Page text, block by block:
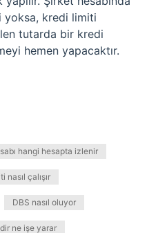
yoksa, kredi limiti
tutarda bir kredi
hemen yapacaktır.
hangi hesapta izlenir
nasıl çalışır
DBS nasıl oluyor
ne işe yarar